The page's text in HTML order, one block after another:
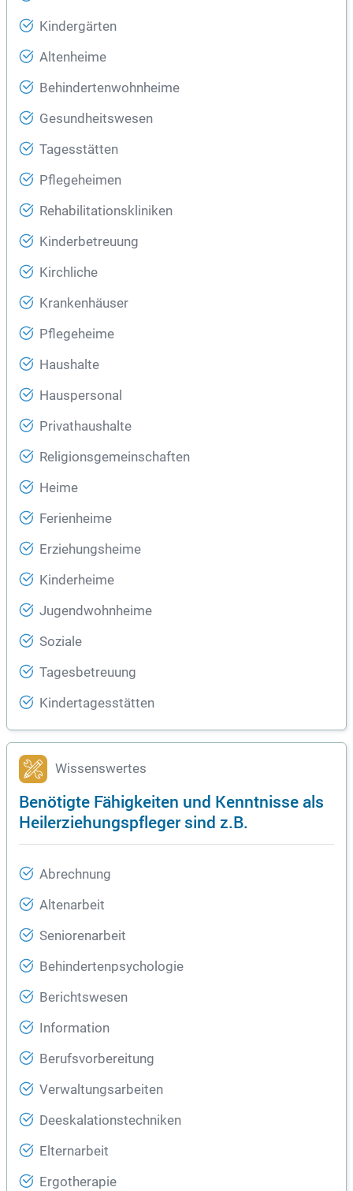
Kindergärten
Altenheime
Behindertenwohnheime
Gesundheitswesen
Tagesstätten
Pflegeheimen
Rehabilitationskliniken
Kinderbetreuung
Kirchliche
Krankenhäuser
Pflegeheime
Haushalte
Hauspersonal
Privathaushalte
Religionsgemeinschaften
Heime
Ferienheime
Erziehungsheime
Kinderheime
Jugendwohnheime
Soziale
Tagesbetreuung
Kindertagesstätten
Wissenswertes
Benötigte Fähigkeiten und Kenntnisse als
Heilerziehungspfleger sind z.B.
Abrechnung
Altenarbeit
Seniorenarbeit
Behindertenpsychologie
Berichtswesen
Information
Berufsvorbereitung
Verwaltungsarbeiten
Deeskalationstechniken
Elternarbeit
Ergotherapie